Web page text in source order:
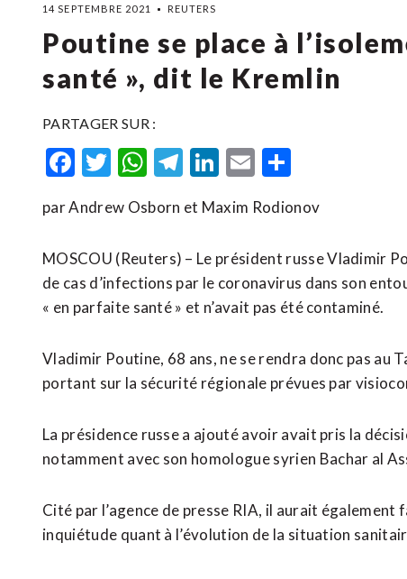
14 SEPTEMBRE 2021 REUTERS
Poutine se place à
santé », dit le Kremlin
PARTAGER SUR :
Facebook
Twitter
WhatsApp
Telegram
LinkedIn
Email
par Andrew Osborn et Maxim Rodionov
MOSCOU (Reuters) – Le président russe Vladimir
de cas d’infections par le coronavirus dans son
« en parfaite santé » et n’avait pas été contaminé.
Vladimir Poutine, 68 ans, ne se rendra donc pas au
portant sur la sécurité régionale prévues par
La présidence russe a ajouté avoir avait pris la
notamment avec son homologue syrien Bachar al
Cité par l’agence de presse RIA, il aurait
inquiétude quant à l’évolution de la situation